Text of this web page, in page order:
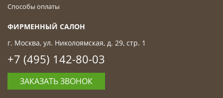
Способы оплаты
ФИРМЕННЫЙ САЛОН
г. Москва, ул. Николоямская, д. 29, стр. 1
+7 (495) 142-80-03
ЗАКАЗАТЬ ЗВОНОК